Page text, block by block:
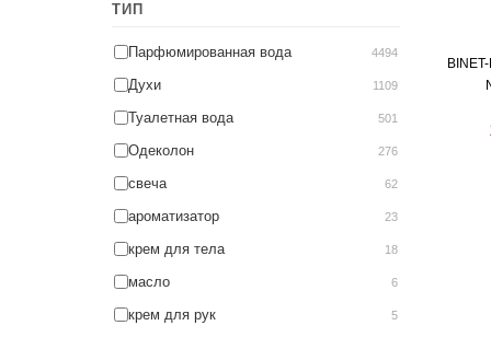
ТИП
Парфюмированная вода 4494
Духи 1109
Туалетная вода 501
Одеколон 276
свеча 62
ароматизатор 23
крем для тела 18
масло 6
крем для рук 5